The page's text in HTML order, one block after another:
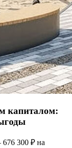
капиталом:
300 ₽ на